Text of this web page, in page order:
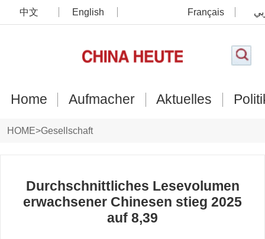
中文 English Français
Home Aufmacher Aktuelles
HOME>Gesellschaft
Durchschnittliches Lesevolumen
erwachsener Chinesen stieg 2025
auf 8,39